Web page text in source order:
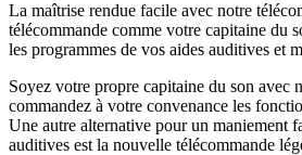
La maîtrise rendue facile avec notre
télécommande comme votre capitaine du
les programmes de vos aides auditives et
Soyez votre propre capitaine du son avec
commandez à votre convenance les
Une autre alternative pour un maniement
auditives est la nouvelle télécommande